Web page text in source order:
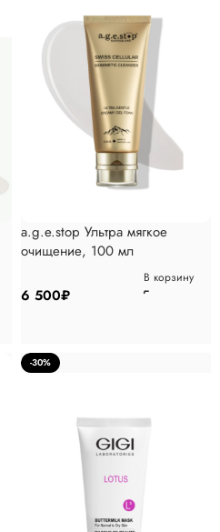
a.g.e.stop Ультра мягкое
очищение, 100 мл
6 500₽
В корзину
-30%